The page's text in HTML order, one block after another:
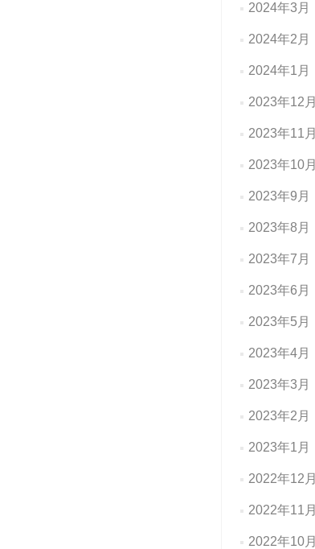
2024年3月
2024年2月
2024年1月
2023年12月
2023年11月
2023年10月
2023年9月
2023年8月
2023年7月
2023年6月
2023年5月
2023年4月
2023年3月
2023年2月
2023年1月
2022年12月
2022年11月
2022年10月